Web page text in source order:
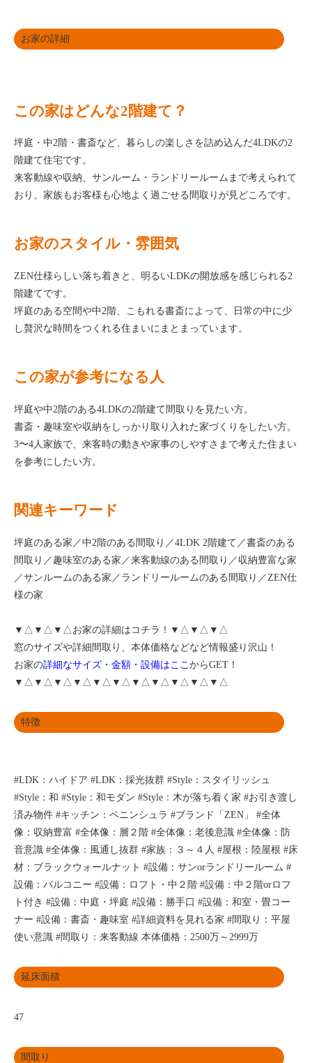
お家の詳細
この家はどんな2階建て？
坪庭・中2階・書斎など、暮らしの楽しさを詰め込んだ4LDKの2
階建て住宅です。
来客動線や収納、サンルーム・ランドリールームまで考えられて
おり、家族もお客様も心地よく過ごせる間取りが見どころです。
お家のスタイル・雰囲気
ZEN仕様らしい落ち着きと、明るいLDKの開放感を感じられる2
階建てです。
坪庭のある空間や中2階、こもれる書斎によって、日常の中に少
し贅沢な時間をつくれる住まいにまとまっています。
この家が参考になる人
坪庭や中2階のある4LDKの2階建て間取りを見たい方。
書斎・趣味室や収納をしっかり取り入れた家づくりをしたい方。
3〜4人家族で、来客時の動きや家事のしやすさまで考えた住まい
を参考にしたい方。
関連キーワード
坪庭のある家／中2階のある間取り／4LDK 2階建て／書斎のある
間取り／趣味室のある家／来客動線のある間取り／収納豊富な家
／サンルームのある家／ランドリールームのある間取り／ZEN仕
様の家
▼△▼△▼△お家の詳細はコチラ！▼△▼△▼△
窓のサイズや詳細間取り、本体価格などなど情報盛り沢山！
お家の詳細なサイズ・金額・設備はここ からGET！
▼△▼△▼△▼△▼△▼△▼△▼△▼△▼△▼△
特徴
#LDK：ハイドア #LDK：採光抜群 #Style：スタイリッシュ
#Style：和 #Style：和モダン #Style：木が落ち着く家 #お引き渡し
済み物件 #キッチン：ペニンシュラ #ブランド「ZEN」 #全体
像：収納豊富 #全体像：層２階 #全体像：老後意識 #全体像：防
音意識 #全体像：風通し抜群 #家族：３～４人 #屋根：陸屋根 #床
材：ブラックウォールナット #設備：サンorランドリールーム #
設備：バルコニー #設備：ロフト・中２階 #設備：中２階orロフ
ト付き #設備：中庭・坪庭 #設備：勝手口 #設備：和室・畳コー
ナー #設備：書斎・趣味室 #詳細資料を見れる家 #間取り：平屋
使い意識 #間取り：来客動線 本体価格：2500万～2999万
延床面積
47
間取り